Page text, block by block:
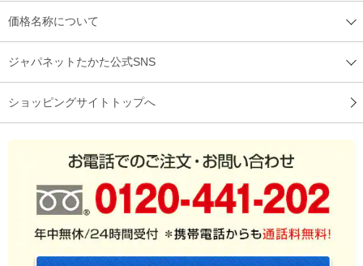
価格名称について
ジャパネットたかた公式SNS
ショッピングサイトトップへ